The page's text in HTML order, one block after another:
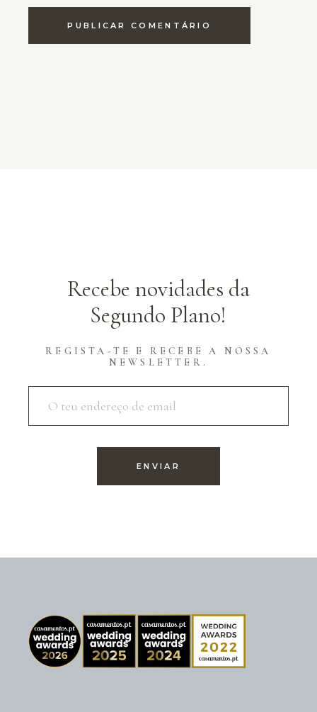
PUBLICAR COMENTÁRIO
Recebe novidades da
Segundo Plano!
REGISTA-TE E RECEBE A NOSSA
NEWSLETTER.